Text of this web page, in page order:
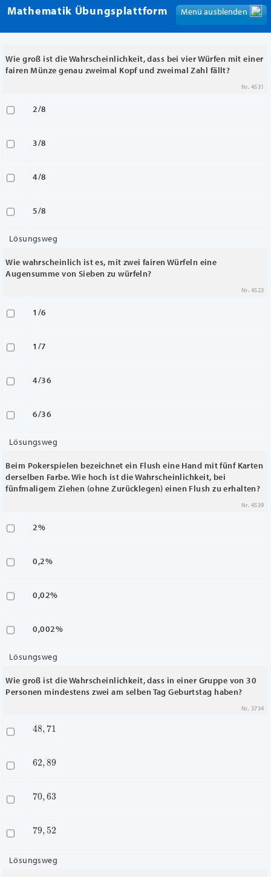
Mathematik Übungsplattform Menü anzeigen
Menü ausblenden
Wie groß ist die Wahrscheinlichkeit, dass bei vier Würfen mit einer
fairen Münze genau zweimal Kopf und zweimal Zahl fällt?
Nr. 4531
2/8
3/8
4/8
5/8
Lösungsweg
Wie wahrscheinlich ist es, mit zwei fairen Würfeln eine
Augensumme von Sieben zu würfeln?
Nr. 4523
1/6
1/7
4/36
6/36
Lösungsweg
Beim Pokerspielen bezeichnet ein Flush eine Hand mit fünf Karten
derselben Farbe. Wie hoch ist die Wahrscheinlichkeit, bei
fünfmaligem Ziehen (ohne Zurücklegen) einen Flush zu erhalten?
Nr. 4539
2%
0,2%
0,02%
0,002%
Lösungsweg
Wie groß ist die Wahrscheinlichkeit, dass in einer Gruppe von 30
Personen mindestens zwei am selben Tag Geburtstag haben?
Nr. 3734
48 71
62 89
70 63
79 52
Lösungsweg